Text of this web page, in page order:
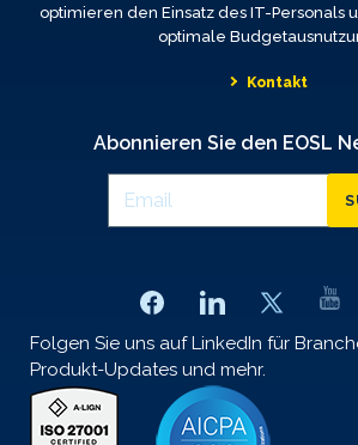
optimieren den Einsatz des IT-Personals
optimale
Kontakt
Abonnieren Sie den EOSL
Folgen Sie uns auf LinkedIn für
Produkt-Updates und mehr.